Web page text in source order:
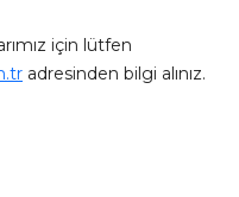
için lütfen
adresinden bilgi alınız.